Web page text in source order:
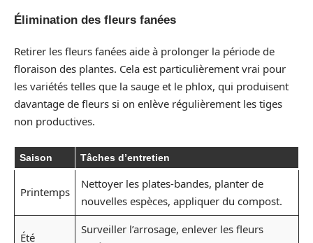
Élimination des fleurs fanées
Retirer les fleurs fanées aide à prolonger la période de
floraison des plantes. Cela est particulièrement vrai pour
les variétés telles que la sauge et le phlox, qui produisent
davantage de fleurs si on enlève régulièrement les tiges
non productives.
Saison Tâches d’entretien
Printemps
Nettoyer les plates-bandes, planter de
nouvelles espèces, appliquer du compost.
Été
Surveiller l’arrosage, enlever les fleurs